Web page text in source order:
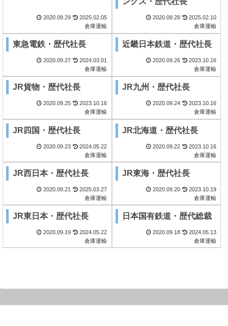
2020.09.29
2025.02.05
倉庫運輸
2020.09.28
2025.02.10
倉庫運輸
東急電鉄・歴代社長
2020.09.27
2024.03.01
倉庫運輸
近畿日本鉄道・歴代社長
2020.09.26
2023.10.16
倉庫運輸
JR貨物・歴代社長
2020.09.25
2023.10.16
倉庫運輸
JR九州・歴代社長
2020.09.24
2023.10.16
倉庫運輸
JR四国・歴代社長
2020.09.23
2024.05.22
倉庫運輸
JR北海道・歴代社長
2020.09.22
2023.10.16
倉庫運輸
JR西日本・歴代社長
2020.09.21
2025.03.27
倉庫運輸
JR東海・歴代社長
2020.09.20
2023.10.19
倉庫運輸
JR東日本・歴代社長
2020.09.19
2024.05.22
倉庫運輸
日本国有鉄道・歴代総裁
2020.09.18
2024.05.13
倉庫運輸